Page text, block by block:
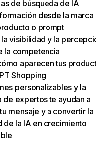
de búsqueda de IA
desde la marca
o prompt
la visibilidad y la
la competencia
aparecen tus
Shopping
personalizables y la
de expertos te ayudan a
mensaje y a convertir la
de la IA en crecimiento